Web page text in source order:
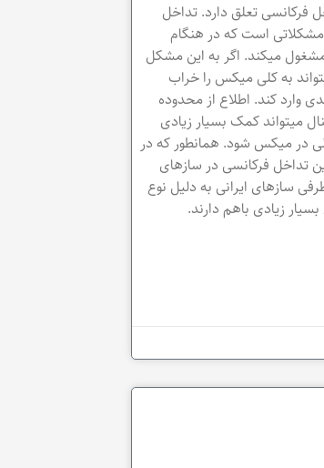
فرکانسی تعلق دارد. تداخل
است که در هنگام
میکند. اگر به این مشکل
به کلی میکس را خراب
وارد کند. اطلاع از محدوده
میتواند کمک بسیار زیادی
در میکس شود. همانطور که در
تداخل فرکانسی در سازهای
سازهای ایرانی به دلیل نوع
زیادی باهم دارند.